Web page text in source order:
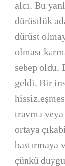
aldı. Bu
dürüstlük
dürüst
olması
sebep oldu.
geldi. Bir
travma
ortaya
bastırmaya
çünkü